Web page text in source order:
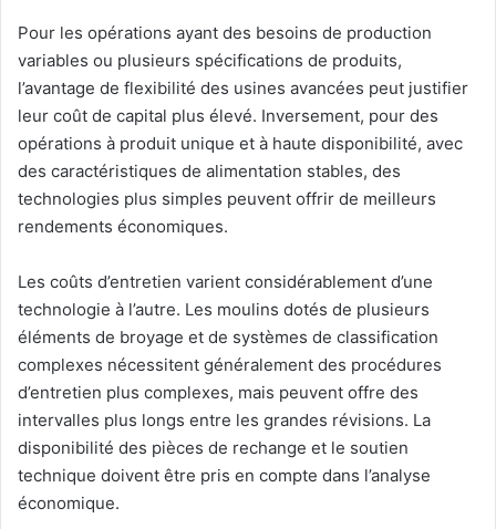
Pour les opérations ayant des besoins de production
variables ou plusieurs spécifications de produits,
l’avantage de flexibilité des usines avancées peut justifier
leur coût de capital plus élevé. Inversement, pour des
opérations à produit unique et à haute disponibilité, avec
des caractéristiques de alimentation stables, des
technologies plus simples peuvent offrir de meilleurs
rendements économiques.
Les coûts d’entretien varient considérablement d’une
technologie à l’autre. Les moulins dotés de plusieurs
éléments de broyage et de systèmes de classification
complexes nécessitent généralement des procédures
d’entretien plus complexes, mais peuvent offre des
intervalles plus longs entre les grandes révisions. La
disponibilité des pièces de rechange et le soutien
technique doivent être pris en compte dans l’analyse
économique.